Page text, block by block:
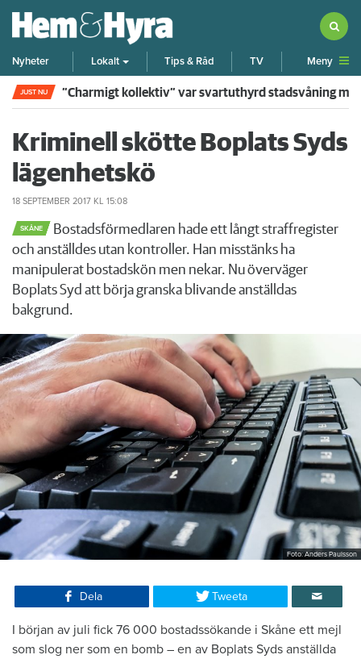
Nyheter Lokalt Tips & Råd TV Meny
JUST NU ”Charmigt kollektiv” var svartuthyrd stadsvåning
Kriminell skötte Boplats Syds
lägenhetskö
18 SEPTEMBER 2017 KL 15:08
SKÅNE
Bostadsförmedlaren hade ett långt straffregister
och anställdes utan kontroller. Han misstänks ha
manipulerat bostadskön men nekar. Nu överväger
Boplats Syd att börja granska blivande anställdas
bakgrund.
Foto: Anders Paulsson
Dela Tweeta
I början av juli fick 76 000 bostadssökande i Skåne ett mejl
som slog ner som en bomb – en av Boplats Syds anställda